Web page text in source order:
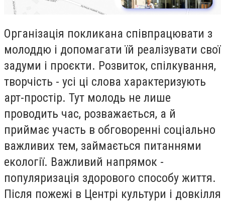
Організація покликана співпрацювати з
молоддю і допомагати їй реалізувати свої
задуми і проєкти. Розвиток, спілкування,
творчість - усі ці слова характеризують
арт-простір. Тут молодь не лише
проводить час, розважається, а й
приймає участь в обговоренні соціально
важливих тем, займається питаннями
екології. Важливий напрямок -
популяризація здорового способу життя.
Після пожежі в Центрі культури і довкілля